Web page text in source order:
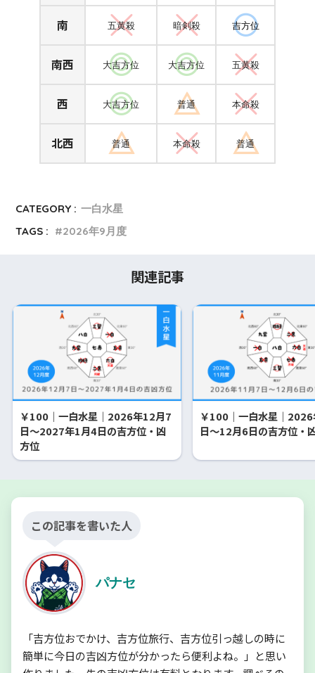
南 五黄殺 暗剣殺 吉方位
南西 大吉方位 大吉方位 五黄殺
西 大吉方位 普通 本命殺
北西 普通 本命殺 普通
CATEGORY : 一白水星
TAGS :
2026年9月度
関連記事
￥100｜一白水星｜2026年12月7
日～2027年1月4日の吉方位・凶
方位
￥100｜一白水星｜
日～12月6日の吉方位・
この記事を書いた人
パナセ
「吉方位おでかけ、吉方位旅行、吉方位引っ越しの時に
簡単に今日の吉凶方位が分かったら便利よね。」と思い